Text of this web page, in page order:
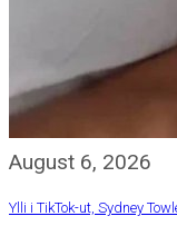
August 6, 2026
Ylli i TikTok-ut, Sydney